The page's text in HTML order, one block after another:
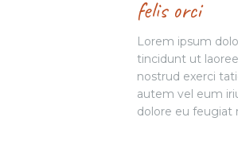
felis orci
Lorem ipsum
tincidunt ut
nostrud exerci
autem vel eum
dolore eu feugiat